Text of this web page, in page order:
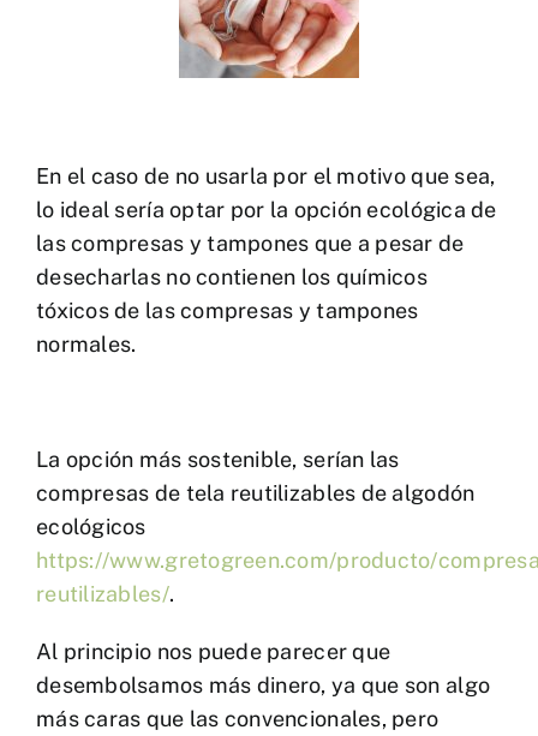
En el caso de no usarla por el motivo que sea,
lo ideal sería optar por la opción ecológica de
las compresas y tampones que a pesar de
desecharlas no contienen los químicos
tóxicos de las compresas y tampones
normales.
La opción más sostenible, serían las
compresas de tela reutilizables de algodón
ecológicos
https://www.gretogreen.com/producto/
reutilizables/.
Al principio nos puede parecer que
desembolsamos más dinero, ya que son algo
más caras que las convencionales, pero